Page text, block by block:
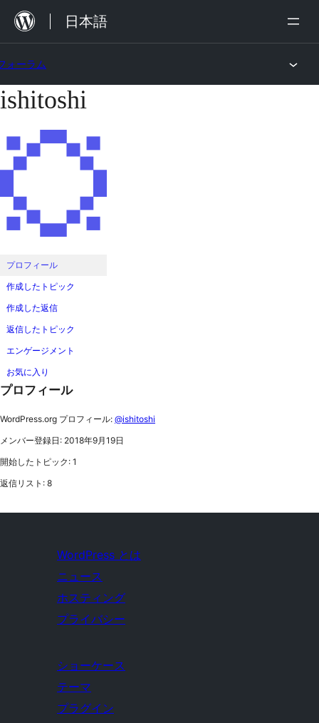
キ
プ
日本語
ォーラム
コ
テ
ッ
プ
ishitoshi
プロフィール
作成したトピック
作成した返信
返信したトピック
エンゲージメント
お気に入り
プロフィール
WordPress.org プロフィール: @ishitoshi
メンバー登録日: 2018年9月19日
開始したトピック: 1
返信リスト: 8
WordPress とは
ニュース
ホスティング
プライバシー
ショーケース
テーマ
プラグイン